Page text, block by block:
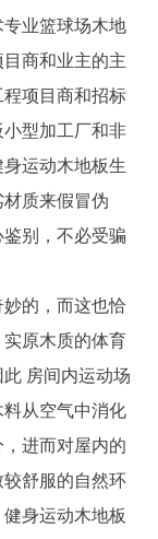
业篮球场木地
商和业主的主
项目商和招标
型加工厂和非
运动木地板生
质来假冒伪
别，不必受骗
的，而这也恰
原木质的体育
房间内运动场
从空气中消化
进而对屋内的
舒服的自然环
身运动木地板